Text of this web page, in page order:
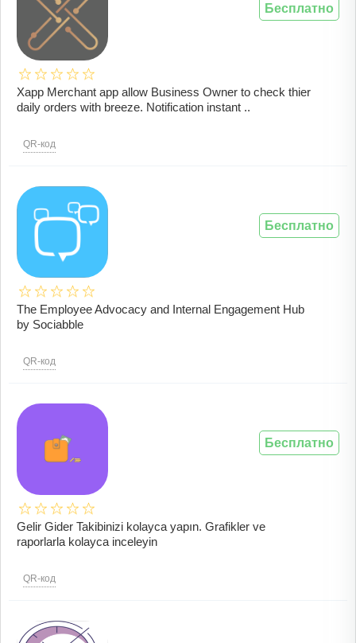
Xapp Merchant app allow Business Owner to check thier
daily orders with breeze. Notification instant ..
QR-код
Бесплатно
The Employee Advocacy and Internal Engagement Hub
by Sociabble
QR-код
Бесплатно
Gelir Gider Takibinizi kolayca yapın. Grafikler ve
raporlarla kolayca inceleyin
QR-код
Бесплатно